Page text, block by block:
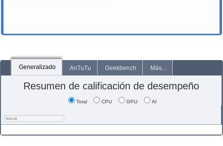
Generalizado AnTuTu Geekbench Más...
Resumen de calificación de desempeño
Total CPU GPU AI